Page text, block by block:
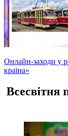
Навігація
записів
Онлайн-заходи у
країна»
Всесвітня